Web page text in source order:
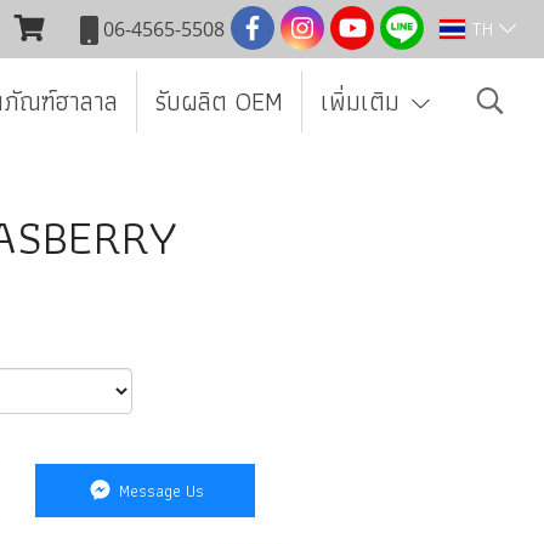
06-4565-5508 TH
ณฑ์ฮาลาล รับผลิต OEM เพิ่มเติม
Message Us